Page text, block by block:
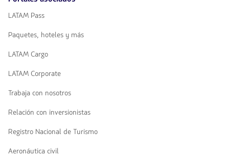
LATAM Pass
Paquetes, hoteles y más
LATAM Cargo
LATAM Corporate
Trabaja con nosotros
Relación con inversionistas
Registro Nacional de Turismo
Aeronáutica civil